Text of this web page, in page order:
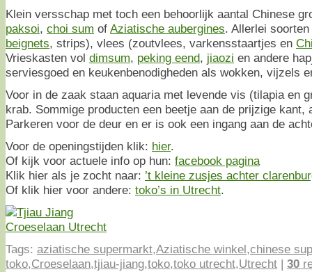
Klein versschap met toch een behoorlijk aantal Chinese
paksoi, choi sum of Aziatische aubergines. Allerlei
beignets, strips), vlees (zoutvlees, varkensstaartjes en
Vrieskasten vol dimsum, peking eend, jiaozi en andere
serviesgoed en keukenbenodigheden als wokken, vijzels
Voor in de zaak staan aquaria met levende vis (tilapia en
krab. Sommige producten een beetje aan de prijzige kant,
Parkeren voor de deur en er is ook een ingang aan de
Voor de openingstijden klik: hier.
Of kijk voor actuele info op hun: facebook pagina
Klik hier als je zocht naar: ’t kleine zusjes achter
Of klik hier voor andere: toko’s in Utrecht.
Tags: aziatische supermarkt,Aziatische winkel,chinese
toko,Croeselaan,tjiau-jiang,toko,toko utrecht,Utrecht | 30